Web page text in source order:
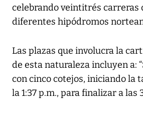
celebrando veintitrés carreras
diferentes hipódromos
Las plazas que involucra la
de esta naturaleza incluyen a:
con cinco cotejos, iniciando la
la 1:37 p.m., para finalizar a las